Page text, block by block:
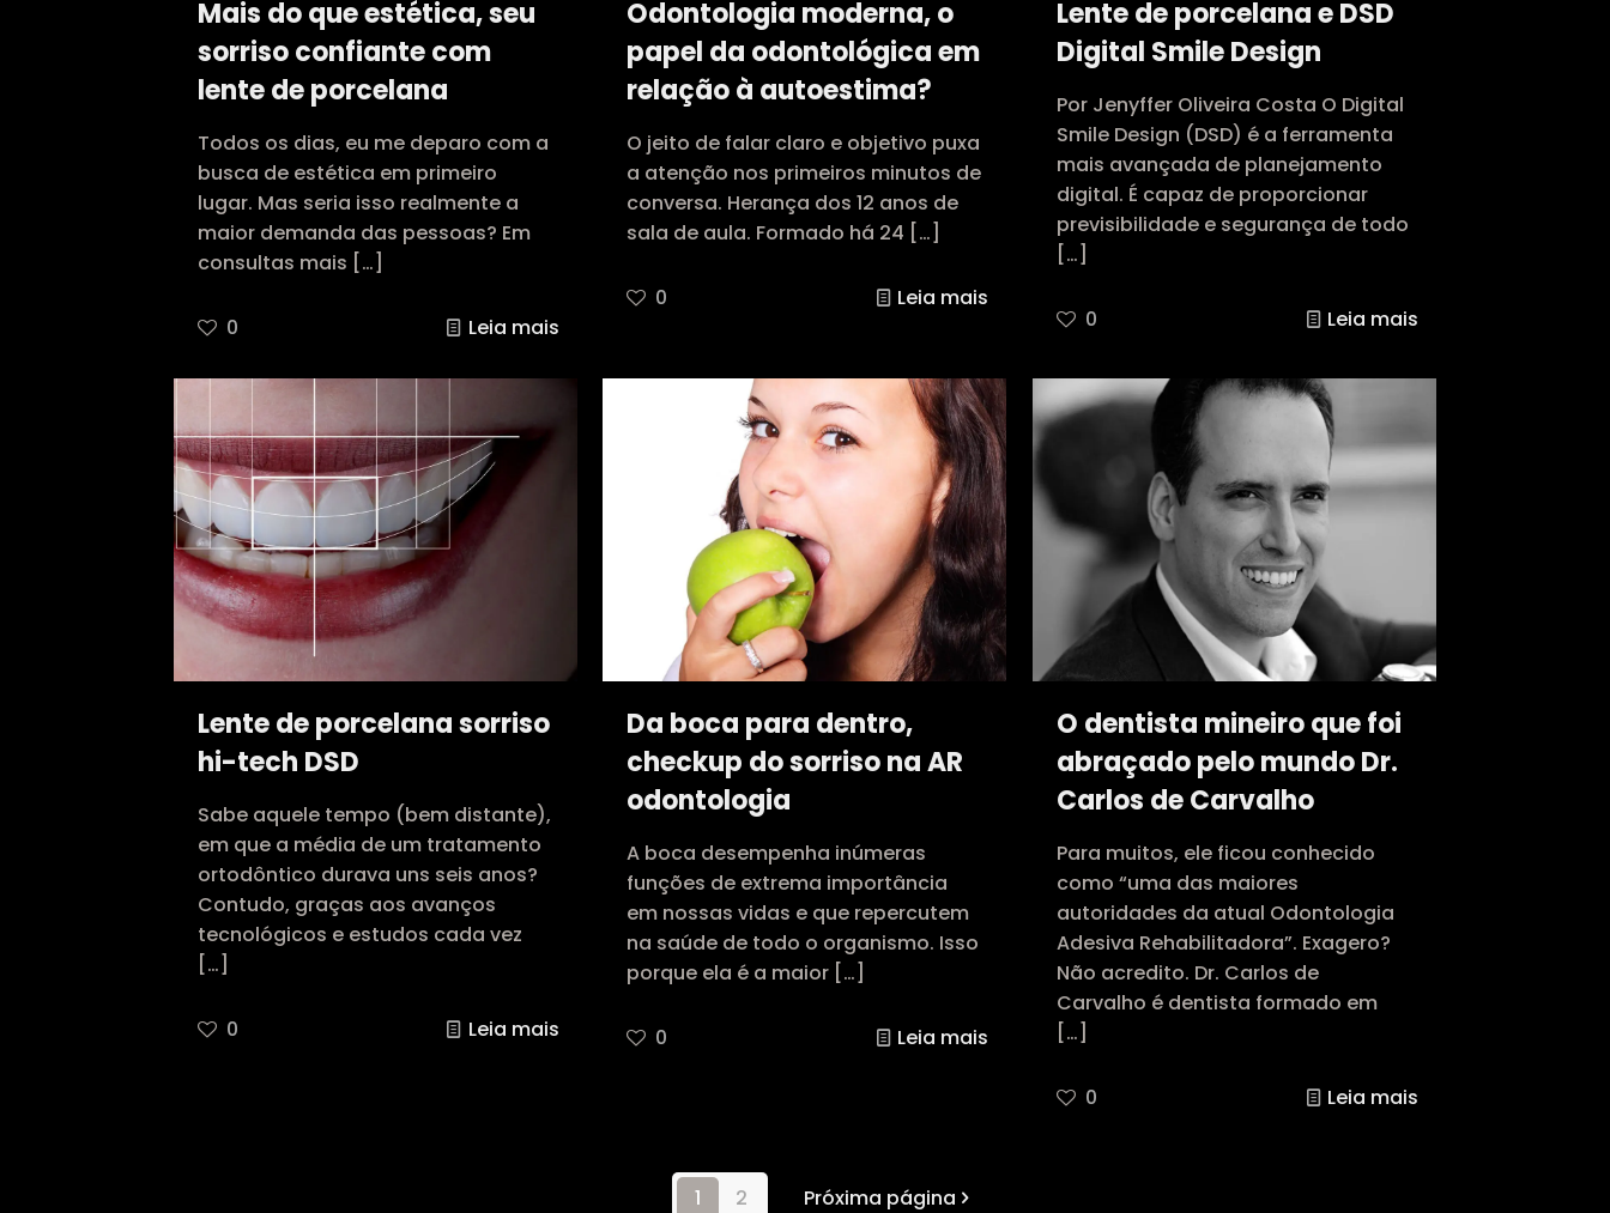
Mais do que estética, seu
sorriso confiante com
lente de porcelana
Todos os dias, eu me deparo com a
busca de estética em primeiro
lugar. Mas seria isso realmente a
maior demanda das pessoas? Em
consultas mais […]
0 Leia mais
Odontologia moderna, o
papel da odontológica em
relação à autoestima?
O jeito de falar claro e objetivo puxa
a atenção nos primeiros minutos de
conversa. Herança dos 12 anos de
sala de aula. Formado há 24 […]
0 Leia mais
Lente de porcelana e DSD
Digital Smile Design
Por Jenyffer Oliveira Costa O Digital
Smile Design (DSD) é a ferramenta
mais avançada de planejamento
digital. É capaz de proporcionar
previsibilidade e segurança de todo
[…]
0 Leia mais
Lente de porcelana sorriso
hi-tech DSD
Sabe aquele tempo (bem distante),
em que a média de um tratamento
ortodôntico durava uns seis anos?
Contudo, graças aos avanços
tecnológicos e estudos cada vez
[…]
0 Leia mais
Da boca para dentro,
checkup do sorriso na AR
odontologia
A boca desempenha inúmeras
funções de extrema importância
em nossas vidas e que repercutem
na saúde de todo o organismo. Isso
porque ela é a maior […]
0 Leia mais
O dentista mineiro que foi
abraçado pelo mundo Dr.
Carlos de Carvalho
Para muitos, ele ficou conhecido
como “uma das maiores
autoridades da atual Odontologia
Adesiva Rehabilitadora”. Exagero?
Não acredito. Dr. Carlos de
Carvalho é dentista formado em
[…]
0 Leia mais
1 2 Próxima página